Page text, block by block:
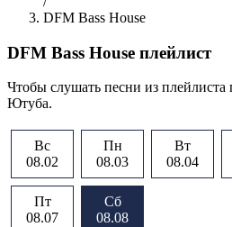
DFM Bass House
DFM Bass House плейлист
Чтобы слушать песни из плейлиста
Ютуба.
Вс
08.02
Пн
08.03
Вт
08.04
Пт
08.07
Сб
08.08